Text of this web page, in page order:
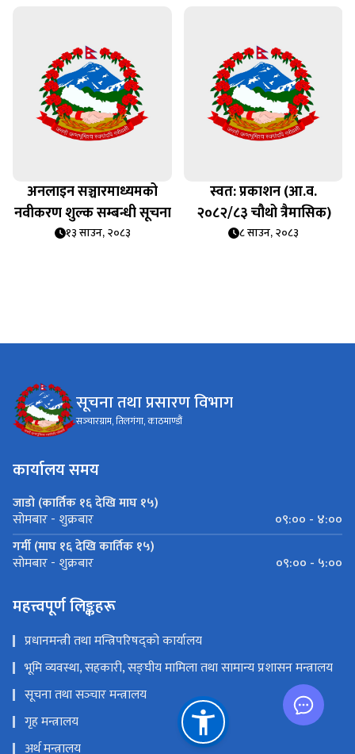
अनलाइन सञ्चारमाध्यमको
नवीकरण शुल्क सम्बन्धी सूचना
१३ साउन, २०८३
स्वत: प्रकाशन (आ.व.
२०८२/८३ चौथो त्रैमासिक)
८ साउन, २०८३
सूचना तथा प्रसारण विभाग
सञ्‍चारग्राम, तिलगंगा, काठमाण्डौं
कार्यालय समय
जाडो (कार्तिक १६ देखि माघ १५)
सोमबार - शुक्रबार
०९:०० - ४:००
गर्मी (माघ १६ देखि कार्तिक १५)
सोमबार - शुक्रबार ०९:०० - ५:००
महत्त्वपूर्ण लिङ्कहरू
प्रधानमन्त्री तथा मन्त्रिपरिषद्को कार्यालय
भूमि व्यवस्था, सहकारी, सङ्‍घीय मामिला तथा सामान्य प्रशासन मन्त्रालय
सूचना तथा सञ्‍चार मन्त्रालय
गृह मन्त्रालय
अर्थ मन्त्रालय